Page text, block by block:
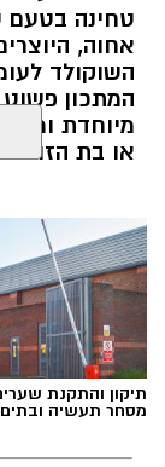
טחינה בטעם
אחוה,
השוקולד
המתכון פשוט
מיוחדת
או בת הזוג
מדובר
רומנטית או
בטעם
אהבה. ט"ו
אלדה נתנאל / 09:09
תיקון והתקנת
מסחר תעשיה ובתים